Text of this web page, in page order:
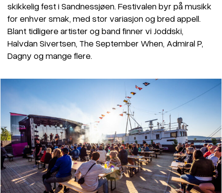
skikkelig fest i Sandnessjøen. Festivalen byr på musikk
for enhver smak, med stor variasjon og bred appell.
Blant tidligere artister og band finner vi Joddski,
Halvdan Sivertsen, The September When, Admiral P,
Dagny og mange flere.